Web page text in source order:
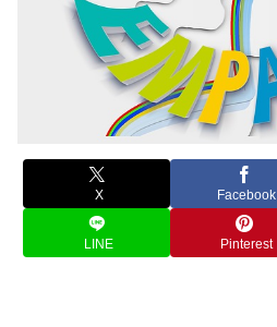
X Facebook
LINE Pinterest